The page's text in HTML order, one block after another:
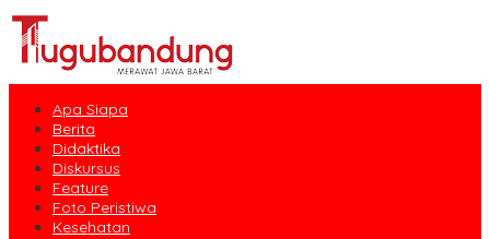
Apa Siapa
Berita
Didaktika
Diskursus
Feature
Foto Peristiwa
Kesehatan